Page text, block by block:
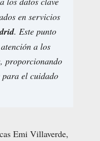
en servicios
. Este punto
a los
proporcionando
para el cuidado
Emi Villaverde,